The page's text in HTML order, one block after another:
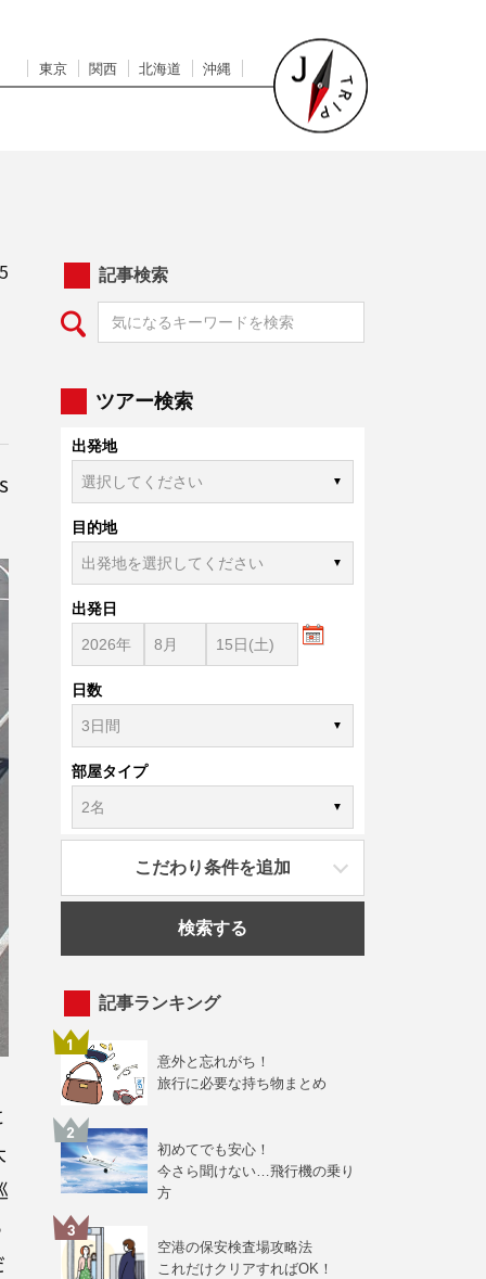
東京 関西 北海道 沖縄
記事検索
ツアー検索
出発地
目的地
出発日
日数
部屋タイプ
こだわり条件を追加
検索する
記事ランキング
意外と忘れがち！
旅行に必要な持ち物まとめ
初めてでも安心！
今さら聞けない…飛行機の乗り
方
空港の保安検査場攻略法
これだけクリアすればOK！